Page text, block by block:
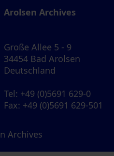
Arolsen Archives
Große Allee 5 - 9
34454 Bad Arolsen
Deutschland
Tel: +49 (0)5691 629-0
Fax: +49 (0)5691 629-501
Archives